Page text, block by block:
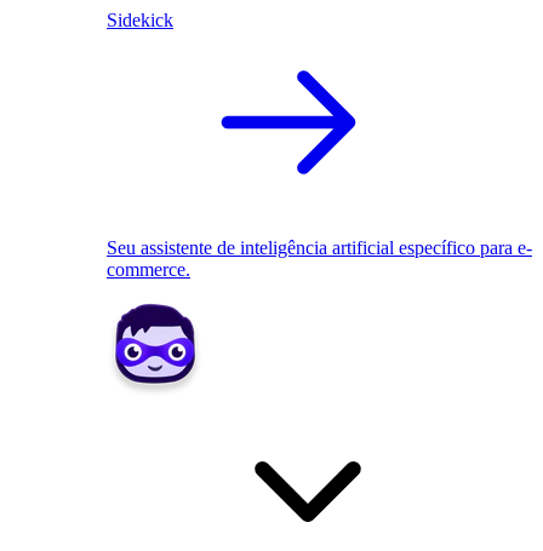
Sidekick
Seu assistente de inteligência artificial específico para e-
commerce.